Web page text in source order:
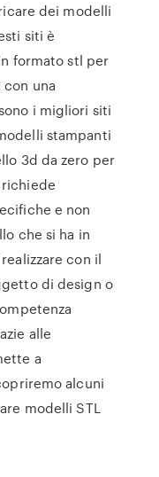
dei modelli
siti è
formato stl per
una
i migliori siti
stampanti
3d da zero per
e non
che si ha in
con il
di design o
alle
a
alcuni
modelli STL